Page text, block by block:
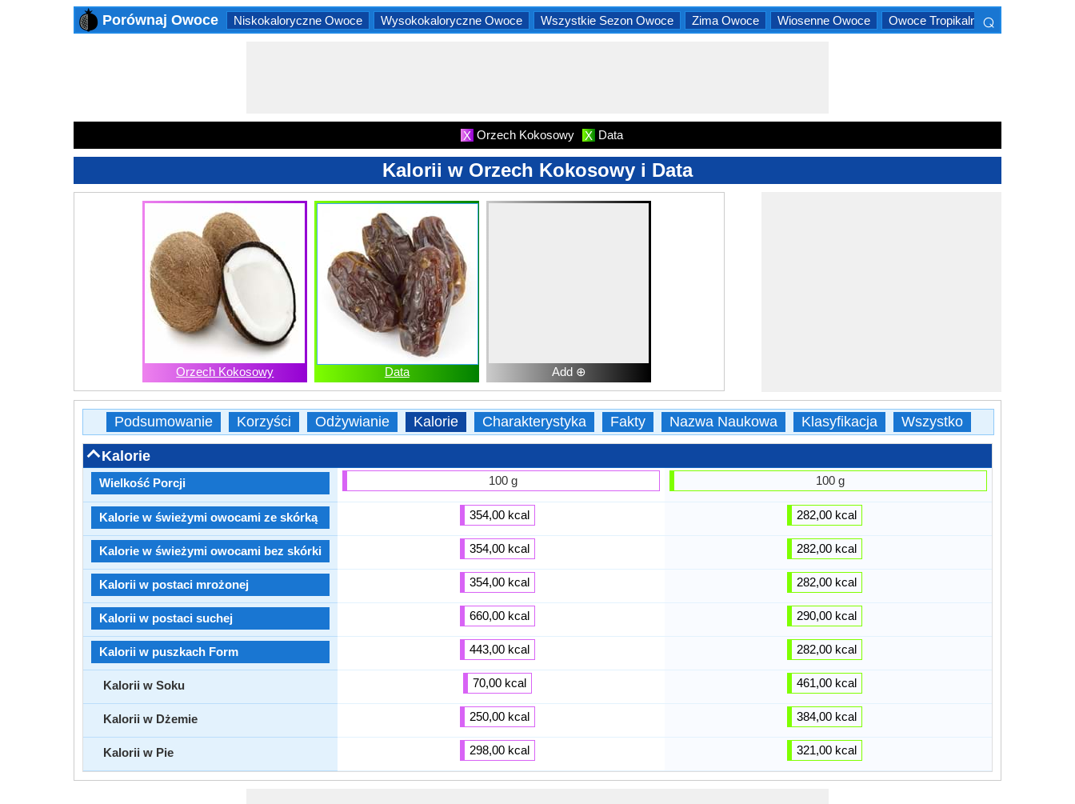
Porównaj Owoce Niskokaloryczne Owoce Wysokokaloryczne Owoce Wszystkie Sezon Owoce Zima Owoce Wiosenne Owoce Owoce Tropikalne ⌕
X Orzech Kokosowy X Data
Kalorii w Orzech Kokosowy i Data
Orzech Kokosowy Data Add ⊕
Podsumowanie Korzyści Odżywianie Kalorie Charakterystyka Fakty Nazwa Naukowa Klasyfikacja Wszystko
Kalorie
Wielkość Porcji
Kalorie w świeżymi owocami ze skórką
Kalorie w świeżymi owocami bez skórki
Kalorii w postaci mrożonej
Kalorii w postaci suchej
Kalorii w puszkach Form
Kalorii w Soku
Kalorii w Dżemie
Kalorii w Pie
100 g
354,00 kcal
354,00 kcal
354,00 kcal
660,00 kcal
443,00 kcal
70,00 kcal
250,00 kcal
298,00 kcal
100 g
282,00 kcal
282,00 kcal
282,00 kcal
290,00 kcal
282,00 kcal
461,00 kcal
384,00 kcal
321,00 kcal